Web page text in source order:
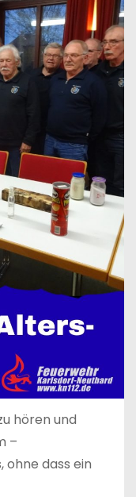
hören und
–
ohne dass ein